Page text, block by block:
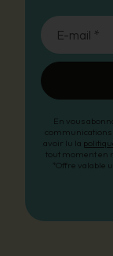
E-mail *
En vous
communications
avoir lu la
tout moment en
*Offre valable